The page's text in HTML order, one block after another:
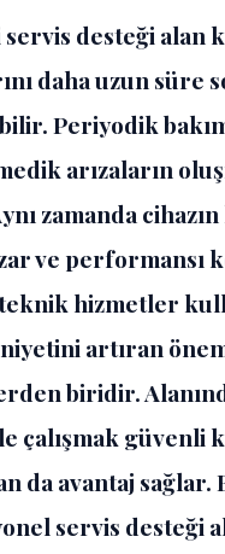
desteği alan
daha uzun süre
Periyodik
arızaların
zamanda
ve performansı
hizmetler
artıran
biridir.
çalışmak güvenli
da avantaj
servis desteği